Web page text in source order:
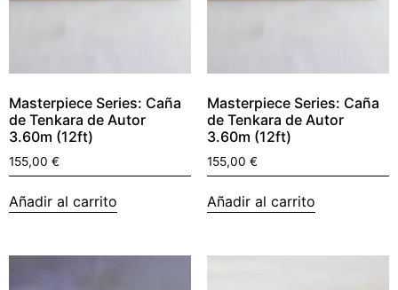
Masterpiece Series: Caña
de Tenkara de Autor
3.60m (12ft)
155,00 €
Añadir al carrito
Masterpiece Series: Caña
de Tenkara de Autor
3.60m (12ft)
155,00 €
Añadir al carrito